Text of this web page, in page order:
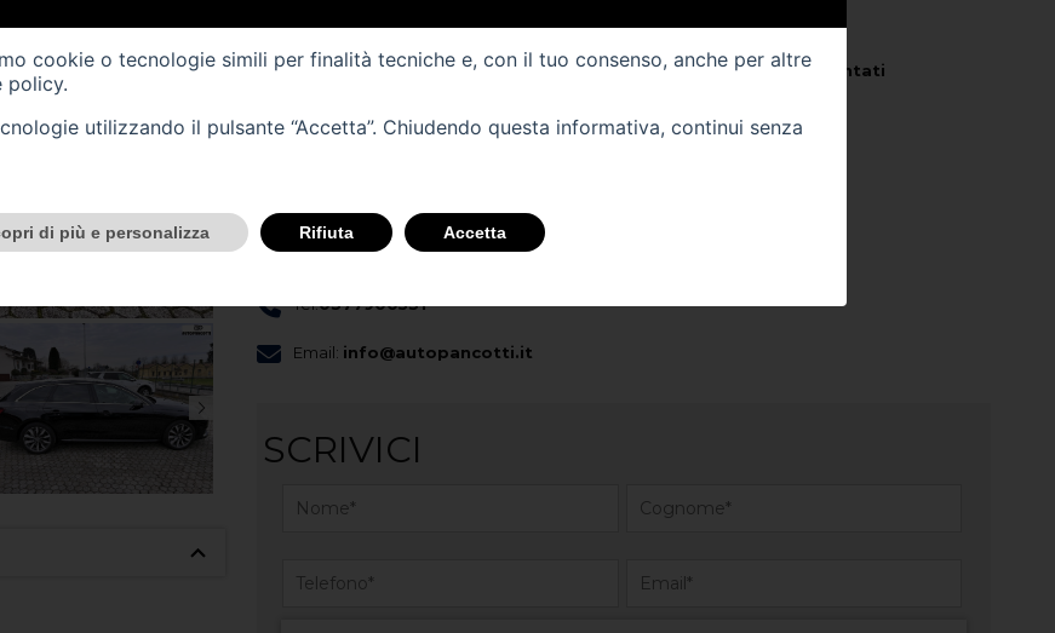
Cambio -automatico (7) Veicolo perNeo Patentati
Scopri questo veicolo nella nostra sede:
Sede
Tel.0377900531
Email: info@autopancotti.it
SCRIVICI
cookie o tecnologie simili per finalità tecniche e, con il tuo consenso, anche per altre
policy.
utilizzando il pulsante “Accetta”. Chiudendo questa informativa, continui senza
di più e personalizza Rifiuta Accetta